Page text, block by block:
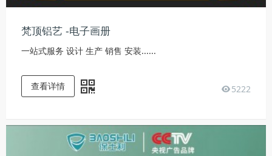
梵顶铝艺 -电子画册
一站式服务 设计 生产 销售 安装......
5222
查看详情